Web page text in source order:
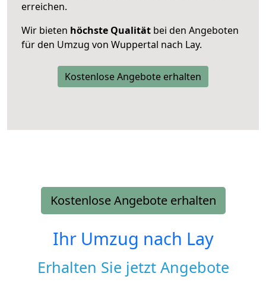
erreichen.
Wir bieten höchste Qualität bei den Angeboten
für den Umzug von Wuppertal nach Lay.
Kostenlose Angebote erhalten
Kostenlose Angebote erhalten
Ihr Umzug nach Lay
Erhalten Sie jetzt Angebote